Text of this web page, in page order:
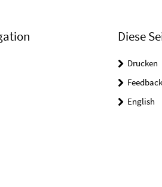
Diese
Drucken
Feedback
English